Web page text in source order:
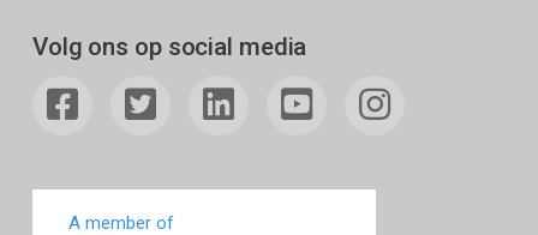
Volg ons op social media
A member of